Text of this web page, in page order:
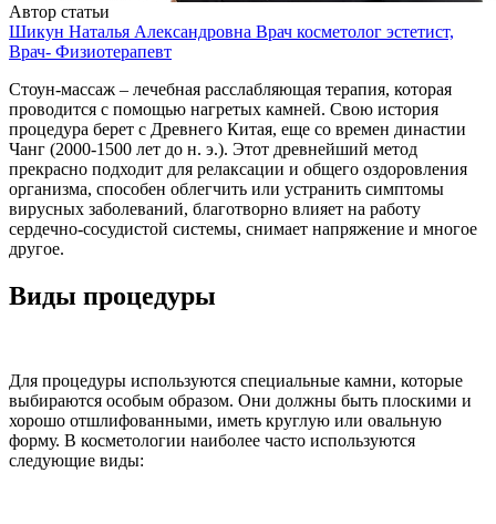
Автор статьи
Шикун Наталья Александровна Врач косметолог эстетист,
Врач- Физиотерапевт
Стоун-массаж – лечебная расслабляющая терапия, которая
проводится с помощью нагретых камней. Свою история
процедура берет с Древнего Китая, еще со времен династии
Чанг (2000-1500 лет до н. э.). Этот древнейший метод
прекрасно подходит для релаксации и общего оздоровления
организма, способен облегчить или устранить симптомы
вирусных заболеваний, благотворно влияет на работу
сердечно-сосудистой системы, снимает напряжение и многое
другое.
Виды процедуры
Для процедуры используются специальные камни, которые
выбираются особым образом. Они должны быть плоскими и
хорошо отшлифованными, иметь круглую или овальную
форму. В косметологии наиболее часто используются
следующие виды: